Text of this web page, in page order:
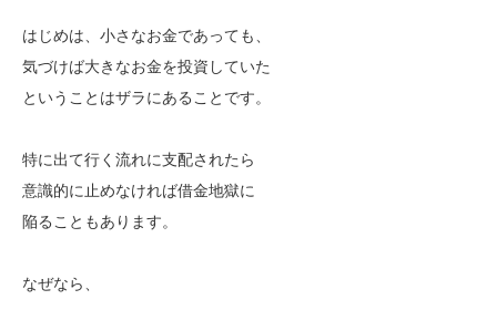
はじめは、小さなお金であっても、
気づけば大きなお金を投資していた
ということはザラにあることです。
特に出て行く流れに支配されたら
意識的に止めなければ借金地獄に
陥ることもあります。
なぜなら、